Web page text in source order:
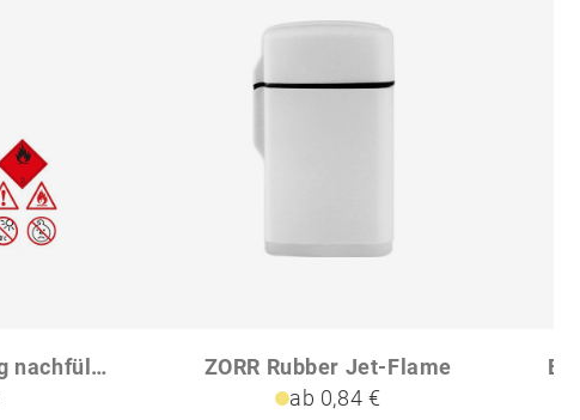
Elektronik Feuerzeug nachfüllbar GEOFFREY
ZORR Rubber Jet-Flame
ab 0,84 €